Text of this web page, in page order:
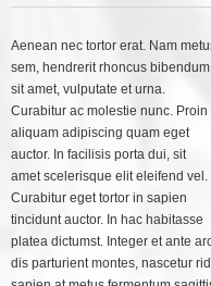
Aenean nec tortor erat. Nam
sem, hendrerit rhoncus bibendum
sit amet, vulputate et urna.
Curabitur ac molestie nunc. Proin
aliquam adipiscing quam eget
auctor. In facilisis porta dui, sit
amet scelerisque elit eleifend vel.
Curabitur eget tortor in sapien
tincidunt auctor. In hac habitasse
platea dictumst. Integer et ante
dis parturient montes, nascetur